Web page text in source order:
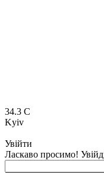
34.3 C
Kyiv
Увійти
Ласкаво просимо!